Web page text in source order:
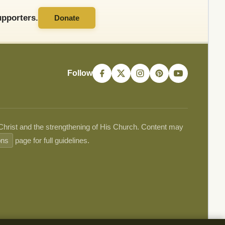
Donate
Follow
and the strengthening of His Church. Content may
page for full guidelines.